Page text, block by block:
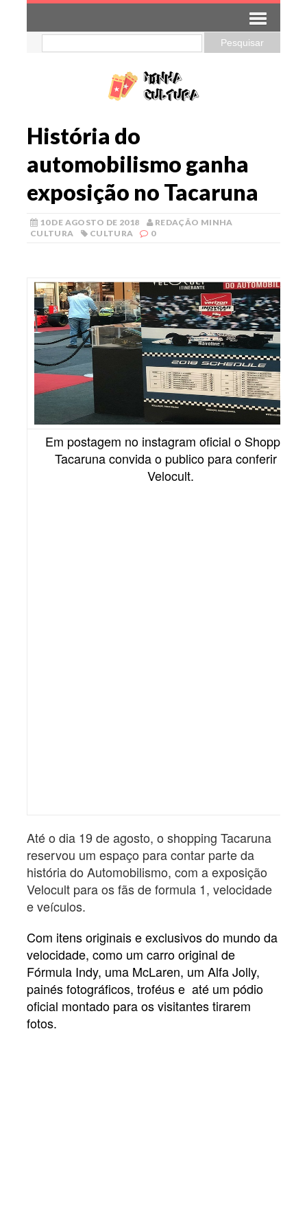
História do
automobilismo ganha
exposição no Tacaruna
10 DE AGOSTO DE 2018
REDAÇÃO MINHA
CULTURA
CULTURA 0
Em postagem no instagram oficial o Shopping
Tacaruna convida o publico para conferir a
Velocult.
Até o dia 19 de agosto, o shopping Tacaruna
reservou um espaço para contar parte da
história do Automobilismo, com a exposição
Velocult para os fãs de formula 1, velocidade
e veículos.
Com itens originais e exclusivos do mundo da
velocidade, como um carro original de
Fórmula Indy, uma McLaren, um Alfa Jolly,
painés fotográficos, troféus e até um pódio
oficial montado para os visitantes tirarem
fotos.